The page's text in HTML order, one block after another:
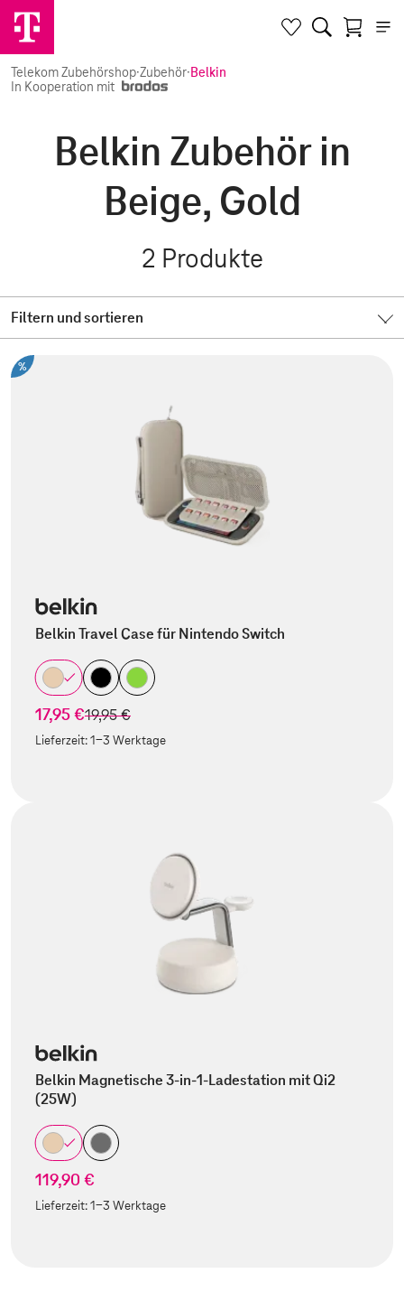
Telekom Zubehörshop·Zubehör·Belkin
In Kooperation mit
Belkin Zubehör in
Beige, Gold
2 Produkte
Filtern und sortieren
%
Belkin Travel Case für Nintendo Switch
17,95 €statt
19,95 €
Lieferzeit:1-3 Werktage
Belkin Magnetische 3-in-1-Ladestation mit Qi2
(25W)
119,90 €
Lieferzeit:1-3 Werktage